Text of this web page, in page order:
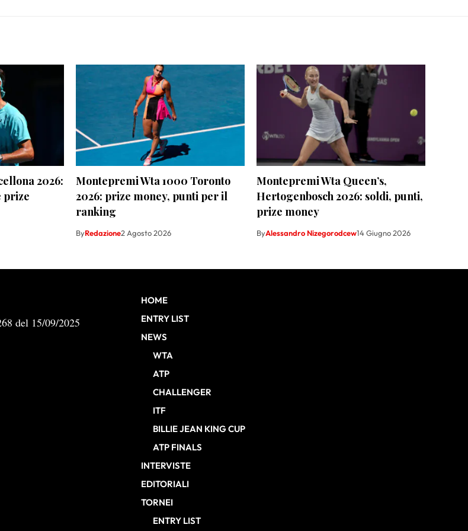
2026:
prize
Montepremi Wta 1000 Toronto
2026: prize money, punti per il
ranking
ByRedazione2 Agosto 2026
Montepremi Wta Queen’s,
Hertogenbosch 2026: soldi, punti,
prize money
ByAlessandro Nizegorodcew14 Giugno 2026
del 15/09/2025
HOME
ENTRY LIST
NEWS
WTA
ATP
CHALLENGER
ITF
BILLIE JEAN KING CUP
ATP FINALS
INTERVISTE
EDITORIALI
TORNEI
ENTRY LIST